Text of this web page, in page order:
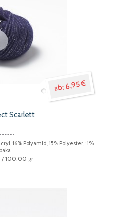
6,95 €
Scarlett
16% Polyamid, 15% Polyester, 11%
/ 100.00 gr